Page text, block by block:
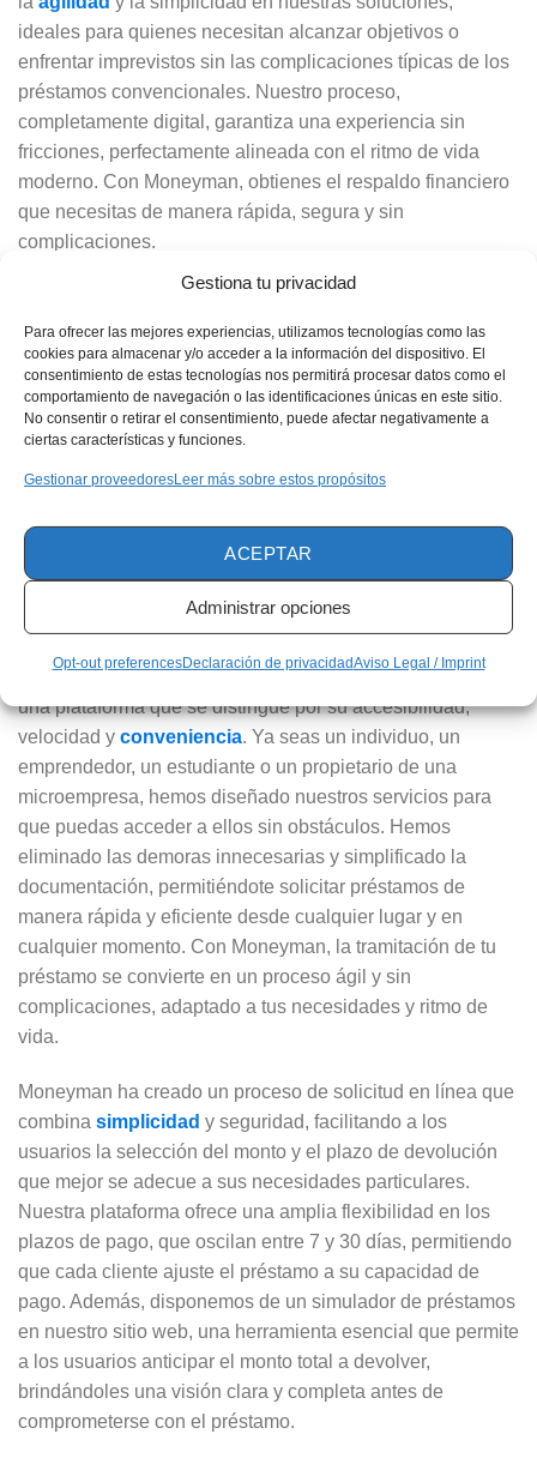
Gestiona tu privacidad
Para ofrecer las mejores experiencias, utilizamos tecnologías como las
cookies para almacenar y/o acceder a la información del dispositivo. El
consentimiento de estas tecnologías nos permitirá procesar datos como el
comportamiento de navegación o las identificaciones únicas en este sitio.
No consentir o retirar el consentimiento, puede afectar negativamente a
ciertas características y funciones.
Gestionar proveedoresLeer más sobre estos propósitos
ACEPTAR
Administrar opciones
Opt-out preferencesDeclaración de privacidadAviso Legal / Imprint
ideales para quienes necesitan alcanzar objetivos o
enfrentar imprevistos sin las complicaciones típicas de los
préstamos convencionales. Nuestro proceso,
completamente digital, garantiza una experiencia sin
fricciones, perfectamente alineada con el ritmo de vida
moderno. Con Moneyman, obtienes el respaldo financiero
que necesitas de manera rápida, segura y sin
complicaciones.
Leer más artículos relacionados:
Crea tu camino hacia la libertad financiera: Inicia con
una tarjeta de crédito adecuada
En Moneyman, estamos transformando el concepto de
sin precedentes. Nuestro objetivo es poner a tu disposición
una plataforma que se distingue por su accesibilidad,
velocidad y conveniencia. Ya seas un individuo, un
emprendedor, un estudiante o un propietario de una
microempresa, hemos diseñado nuestros servicios para
que puedas acceder a ellos sin obstáculos. Hemos
eliminado las demoras innecesarias y simplificado la
documentación, permitiéndote solicitar préstamos de
manera rápida y eficiente desde cualquier lugar y en
cualquier momento. Con Moneyman, la tramitación de tu
préstamo se convierte en un proceso ágil y sin
complicaciones, adaptado a tus necesidades y ritmo de
vida.
Moneyman ha creado un proceso de solicitud en línea que
combina simplicidad y seguridad, facilitando a los
usuarios la selección del monto y el plazo de devolución
que mejor se adecue a sus necesidades particulares.
Nuestra plataforma ofrece una amplia flexibilidad en los
plazos de pago, que oscilan entre 7 y 30 días, permitiendo
que cada cliente ajuste el préstamo a su capacidad de
pago. Además, disponemos de un simulador de préstamos
en nuestro sitio web, una herramienta esencial que permite
a los usuarios anticipar el monto total a devolver,
brindándoles una visión clara y completa antes de
comprometerse con el préstamo.